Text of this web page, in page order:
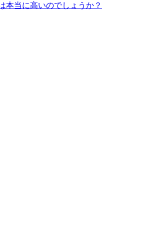
本当に高いのでしょうか？